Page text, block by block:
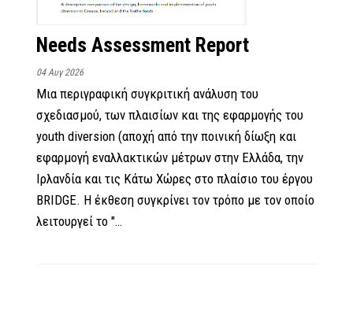
Needs Assessment Report
04 Αυγ 2026
Μια περιγραφική συγκριτική ανάλυση του
σχεδιασμού, των πλαισίων και της εφαρμογής του
youth diversion (αποχή από την ποινική δίωξη και
εφαρμογή εναλλακτικών μέτρων στην Ελλάδα, την
Ιρλανδία και τις Κάτω Χώρες στο πλαίσιο του έργου
BRIDGE. Η έκθεση συγκρίνει τον τρόπο με τον οποίο
λειτουργεί το "…